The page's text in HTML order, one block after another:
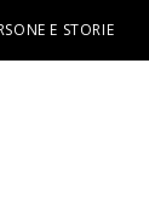
E STORIE